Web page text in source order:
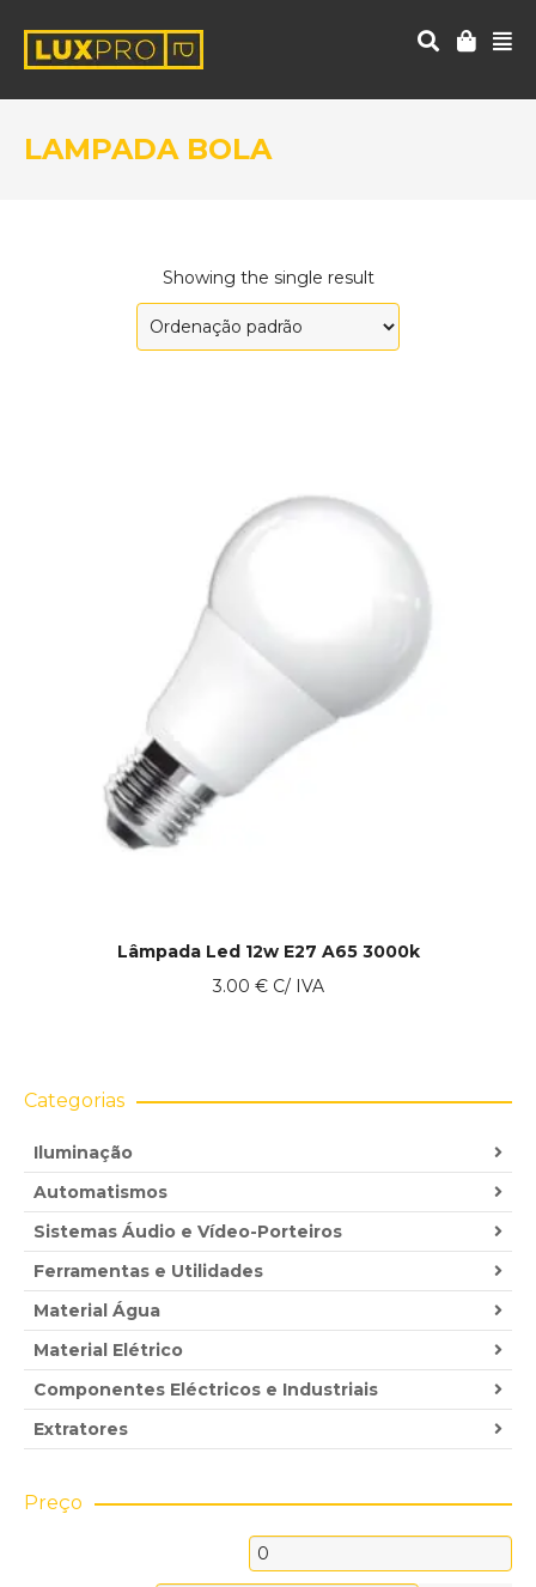
LAMPADA BOLA
Showing the single result
Lâmpada Led 12w E27 A65 3000k
3.00 €C/ IVA
Categorias
Iluminação
Automatismos
Sistemas Áudio e Vídeo-Porteiros
Ferramentas e Utilidades
Material Água
Material Elétrico
Componentes Eléctricos e Industriais
Extratores
Preço